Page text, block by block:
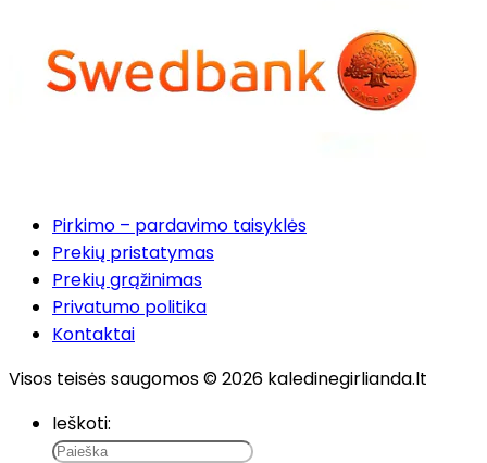
Pirkimo – pardavimo taisyklės
Prekių pristatymas
Prekių grąžinimas
Privatumo politika
Kontaktai
Visos teisės saugomos © 2026 kaledinegirlianda.lt
Ieškoti: